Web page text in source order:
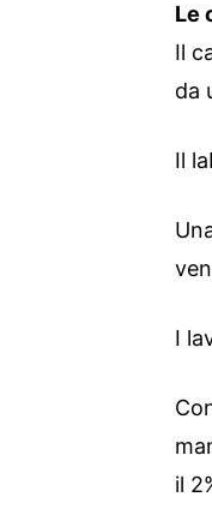
Le
Il
da
Il
I
il